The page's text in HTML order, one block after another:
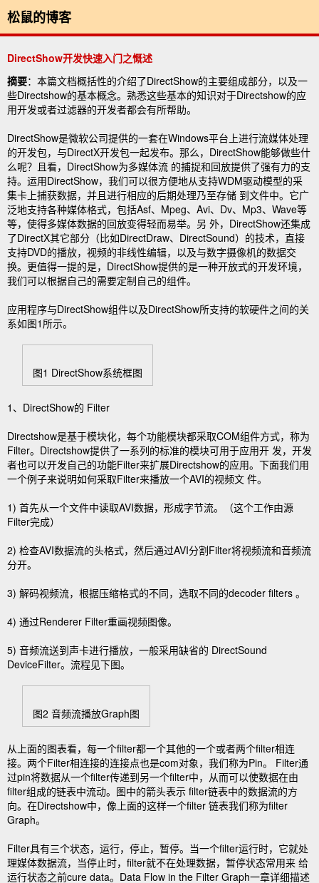
松鼠的博客
DirectShow开发快速入门之慨述
摘要：本篇文档概括性的介绍了DirectShow的主要组成部分，以及一
些Directshow的基本概念。熟悉这些基本的知识对于Directshow的应
用开发或者过滤器的开发者都会有所帮助。
DirectShow是微软公司提供的一套在Windows平台上进行流媒体处理
的开发包，与DirectX开发包一起发布。那么，DirectShow能够做些什
么呢？且看，DirectShow为多媒体流 的捕捉和回放提供了强有力的支
持。运用DirectShow，我们可以很方便地从支持WDM驱动模型的采
集卡上捕获数据，并且进行相应的后期处理乃至存储 到文件中。它广
泛地支持各种媒体格式，包括Asf、Mpeg、Avi、Dv、Mp3、Wave等
等，使得多媒体数据的回放变得轻而易举。另 外，DirectShow还集成
了DirectX其它部分（比如DirectDraw、DirectSound）的技术，直接
支持DVD的播放，视频的非线性编辑，以及与数字摄像机的数据交
换。更值得一提的是，DirectShow提供的是一种开放式的开发环境，
我们可以根据自己的需要定制自己的组件。
应用程序与DirectShow组件以及DirectShow所支持的软硬件之间的关
系如图1所示。
图1 DirectShow系统框图
1、DirectShow的 Filter
Directshow是基于模块化，每个功能模块都采取COM组件方式，称为
Filter。Directshow提供了一系列的标准的模块可用于应用开 发，开发
者也可以开发自己的功能Filter来扩展Directshow的应用。下面我们用
一个例子来说明如何采取Filter来播放一个AVI的视频文 件。
1) 首先从一个文件中读取AVI数据，形成字节流。（这个工作由源
Filter完成）
2) 检查AVI数据流的头格式，然后通过AVI分割Filter将视频流和音频流
分开。
3) 解码视频流，根据压缩格式的不同，选取不同的decoder filters 。
4) 通过Renderer Filter重画视频图像。
5) 音频流送到声卡进行播放，一般采用缺省的 DirectSound
DeviceFilter。流程见下图。
图2 音频流播放Graph图
从上面的图表看，每一个filter都一个其他的一个或者两个filter相连
接。两个Filter相连接的连接点也是com对象，我们称为Pin。 Filter通
过pin将数据从一个filter传递到另一个filter中，从而可以使数据在由
filter组成的链表中流动。图中的箭头表示 filter链表中的数据流的方
向。在Directshow中，像上面的这样一个filter 链表我们称为filter
Graph。
Filter具有三个状态，运行，停止，暂停。当一个filter运行时，它就处
理媒体数据流，当停止时，filter就不在处理数据，暂停状态常用来 给
运行状态之前cure data。Data Flow in the Filter Graph一章详细描述